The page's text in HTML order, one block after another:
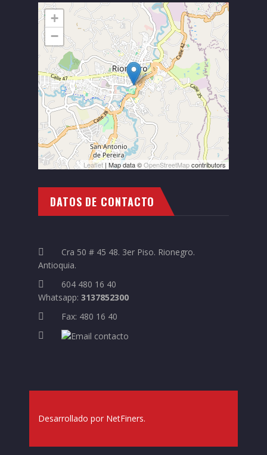
+
−
Leaflet | Map data ©OpenStreetMapcontributors
DATOS DE CONTACTO
Cra 50 # 45 48. 3er Piso. Rionegro.
Antioquia.
604 480 16 40
Whatsapp: 3137852300
Fax: 480 16 40
Desarrollado por NetFiners.